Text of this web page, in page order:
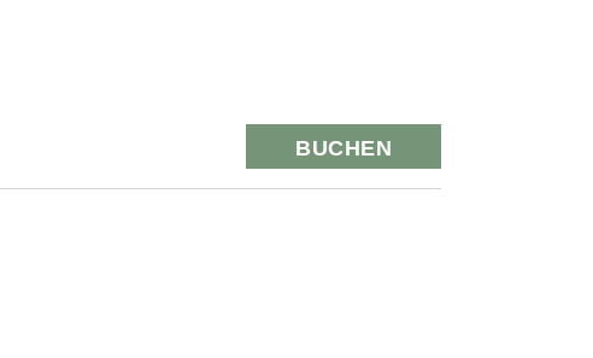
BUCHEN